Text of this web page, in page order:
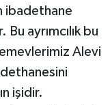
ibadethane
ayrımcılık bu
Alevi
işidir.